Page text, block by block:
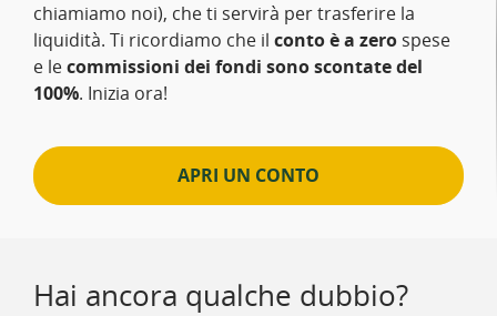
chiamiamo noi), che ti servirà per trasferire la
liquidità. Ti ricordiamo che il conto è a zero spese
e lecommissioni dei fondi sono scontate del
100%. Inizia ora!
APRI UN CONTO
Hai ancora qualche dubbio?